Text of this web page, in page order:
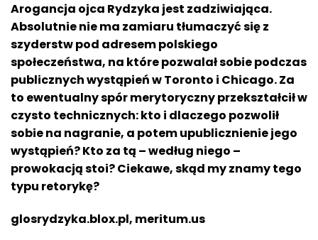
Arogancja ojca Rydzyka jest zadziwiająca.
Absolutnie nie ma zamiaru tłumaczyć się z
szyderstw pod adresem polskiego
społeczeństwa, na które pozwalał sobie podczas
publicznych wystąpień w Toronto i Chicago. Za
to ewentualny spór merytoryczny przekształcił w
czysto technicznych: kto i dlaczego pozwolił
sobie na nagranie, a potem upublicznienie jego
wystąpień? Kto za tą – według niego –
prowokacją stoi? Ciekawe, skąd my znamy tego
typu retorykę?
glosrydzyka.blox.pl, meritum.us